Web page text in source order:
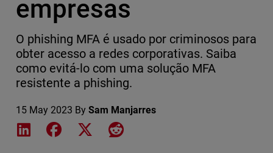
empresas
O phishing MFA é usado por criminosos para
obter acesso a redes corporativas. Saiba
como evitá-lo com uma solução MFA
resistente a phishing.
15 May 2023 By Sam Manjarres
Share on LinkedIn
Share on Facebook
Share on XShare on Reddit